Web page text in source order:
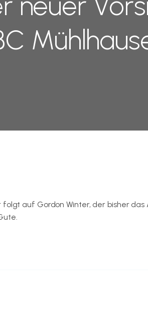
folgt auf Gordon Winter, der bisher